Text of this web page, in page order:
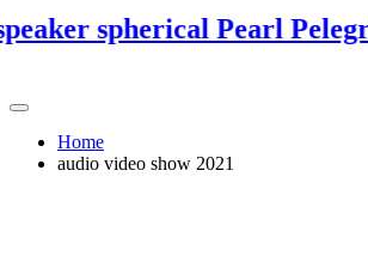
spherical Pearl
Home
audio video show 2021